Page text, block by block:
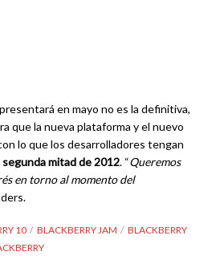
en mayo no es la definitiva,
que la nueva plataforma y el nuevo
lo que los desarrolladores tengan
segunda mitad de 2012. “Queremos
en torno al momento del
10 BLACKBERRY JAM
BLACKBERRY